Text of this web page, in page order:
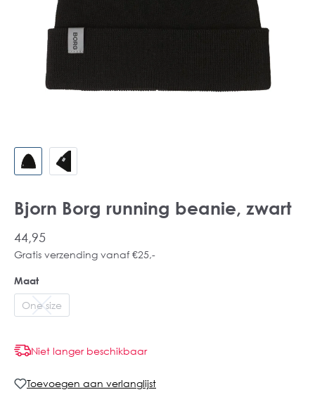
Bjorn Borg running beanie, zwart
44,95
Gratis verzending vanaf €25,-
Maat
One size
Niet langer beschikbaar
Toevoegen aan verlanglijst